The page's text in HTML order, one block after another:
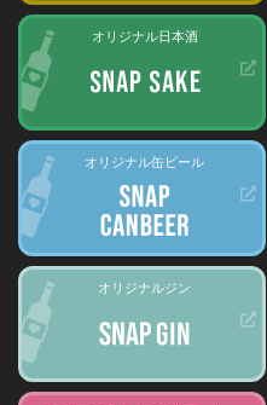
オリジナル日本酒
オリジナル缶ビール
オリジナルジン